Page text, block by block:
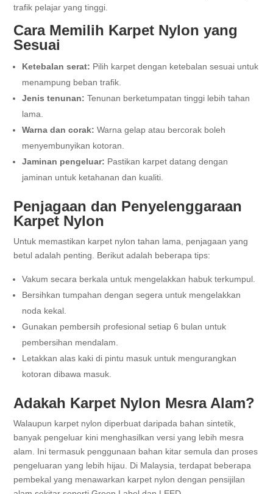
trafik pelajar yang tinggi.
Cara Memilih Karpet Nylon yang
Sesuai
Ketebalan serat: Pilih karpet dengan ketebalan sesuai untuk
menampung beban trafik.
Jenis tenunan: Tenunan berketumpatan tinggi lebih tahan
lama.
Warna dan corak: Warna gelap atau bercorak boleh
menyembunyikan kotoran.
Jaminan pengeluar: Pastikan karpet datang dengan
jaminan untuk ketahanan dan kualiti.
Penjagaan dan Penyelenggaraan
Karpet Nylon
Untuk memastikan karpet nylon tahan lama, penjagaan yang
betul adalah penting. Berikut adalah beberapa tips:
Vakum secara berkala untuk mengelakkan habuk terkumpul.
Bersihkan tumpahan dengan segera untuk mengelakkan
noda kekal.
Gunakan pembersih profesional setiap 6 bulan untuk
pembersihan mendalam.
Letakkan alas kaki di pintu masuk untuk mengurangkan
kotoran dibawa masuk.
Adakah Karpet Nylon Mesra Alam?
Walaupun karpet nylon diperbuat daripada bahan sintetik,
banyak pengeluar kini menghasilkan versi yang lebih mesra
alam. Ini termasuk penggunaan bahan kitar semula dan proses
pengeluaran yang lebih hijau. Di Malaysia, terdapat beberapa
pembekal yang menawarkan karpet nylon dengan pensijilan